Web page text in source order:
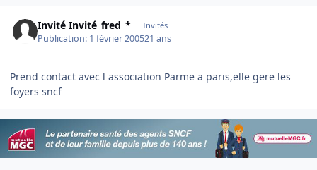
Invité Invité_fred_* Invités
Publication: 1 février 200521 ans
Prend contact avec l association Parme a paris,elle gere les
foyers sncf